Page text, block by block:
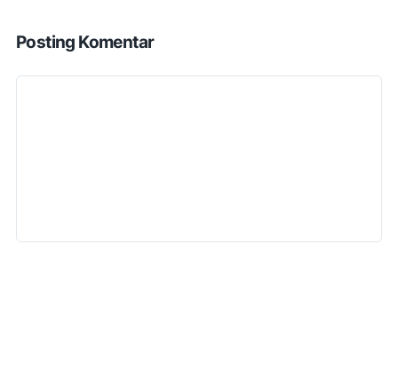
Posting Komentar